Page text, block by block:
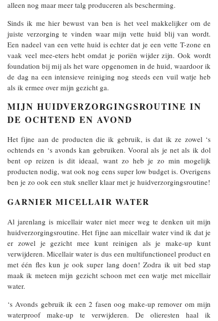
alleen nog maar meer talg produceren als bescherming.
Sinds ik me hier bewust van ben is het veel makkelijker om de
juiste verzorging te vinden waar mijn vette huid blij van wordt.
Een nadeel van een vette huid is echter dat je een vette T-zone en
vaak veel mee-eters hebt omdat je poriën wijder zijn. Ook wordt
foundation bij mij als het ware opgenomen in de huid, waardoor ik
de dag na een intensieve reiniging nog steeds een vuil watje heb
als ik ermee over mijn gezicht ga.
MIJN HUIDVERZORGINGSROUTINE IN
DE OCHTEND EN AVOND
Het fijne aan de producten die ik gebruik, is dat ik ze zowel ‘s
ochtends en ‘s avonds kan gebruiken. Vooral als je net als ik dol
bent op reizen is dit ideaal, want zo heb je zo min mogelijk
producten nodig, wat ook nog eens super low budget is. Overigens
ben je zo ook een stuk sneller klaar met je huidverzorgingsroutine!
GARNIER MICELLAIR WATER
Al jarenlang is micellair water niet meer weg te denken uit mijn
huidverzorgingsroutine. Het fijne aan micellair water vind ik dat je
er zowel je gezicht mee kunt reinigen als je make-up kunt
verwijderen. Micellair water is dus een multifunctioneel product en
met één fles kun je ook super lang doen! Zodra ik uit bed stap
maak ik meteen mijn gezicht schoon met een watje met micellair
water.
‘s Avonds gebruik ik een 2 fasen oog make-up remover om mijn
waterproof make-up te verwijderen. De olieresten haal ik